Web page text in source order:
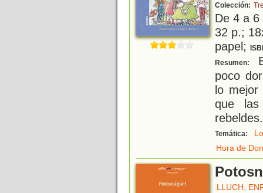
Colección:
De 4 a
32 p.;
papel;
Resumen:
poco
lo mejor
que
Temática:
Hora de
LLUCH,